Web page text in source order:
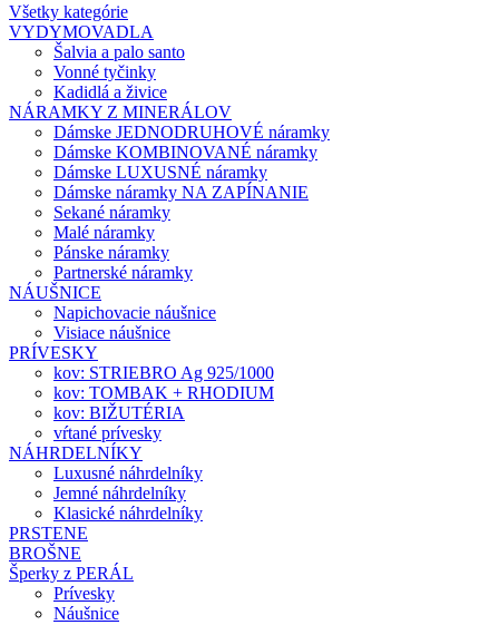
Všetky kategórie
VYDYMOVADLA
Šalvia a palo santo
Vonné tyčinky
Kadidlá a živice
NÁRAMKY Z MINERÁLOV
Dámske JEDNODRUHOVÉ náramky
Dámske KOMBINOVANÉ náramky
Dámske LUXUSNÉ náramky
Dámske náramky NA ZAPÍNANIE
Sekané náramky
Malé náramky
Pánske náramky
Partnerské náramky
NÁUŠNICE
Napichovacie náušnice
Visiace náušnice
PRÍVESKY
kov: STRIEBRO Ag 925/1000
kov: TOMBAK + RHODIUM
kov: BIŽUTÉRIA
vŕtané prívesky
NÁHRDELNÍKY
Luxusné náhrdelníky
Jemné náhrdelníky
Klasické náhrdelníky
PRSTENE
BROŠNE
Šperky z PERÁL
Prívesky
Náušnice